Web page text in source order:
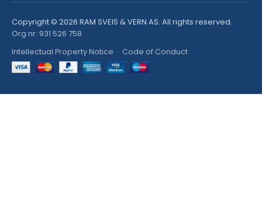
Copyright © 2026 RAM SVEIS & VERN AS. All rights reserved.
Org nr: 931 526 758
Intellectual Property Notice · Code of Conduct